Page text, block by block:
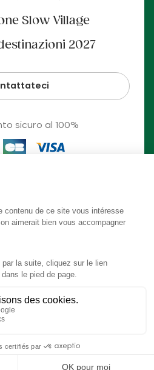
Slow Village
2027
sicuro al 100%
vendita
Informazioni legali
Studio Meta